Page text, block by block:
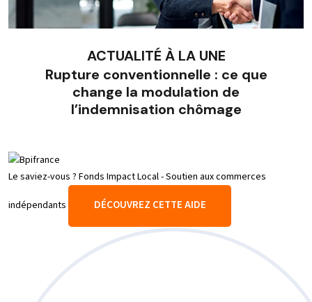
ACTUALITÉ À LA UNE
Rupture conventionnelle : ce que
change la modulation de
l’indemnisation chômage
Le saviez-vous ? Fonds Impact Local - Soutien aux commerces
indépendants DÉCOUVREZ CETTE AIDE